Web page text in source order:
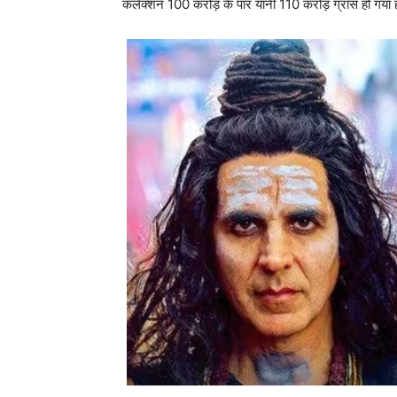
कलेक्शन 100 करोड़ के पार यानी 110 करोड़ ग्रॉस हो गया